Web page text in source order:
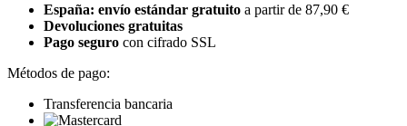
España: envío estándar gratuito a partir de 87,90 €
Devoluciones gratuitas
Pago seguro con cifrado SSL
Métodos de pago:
Transferencia bancaria